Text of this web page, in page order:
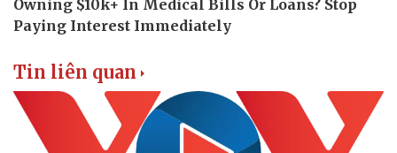
Tin liên quan